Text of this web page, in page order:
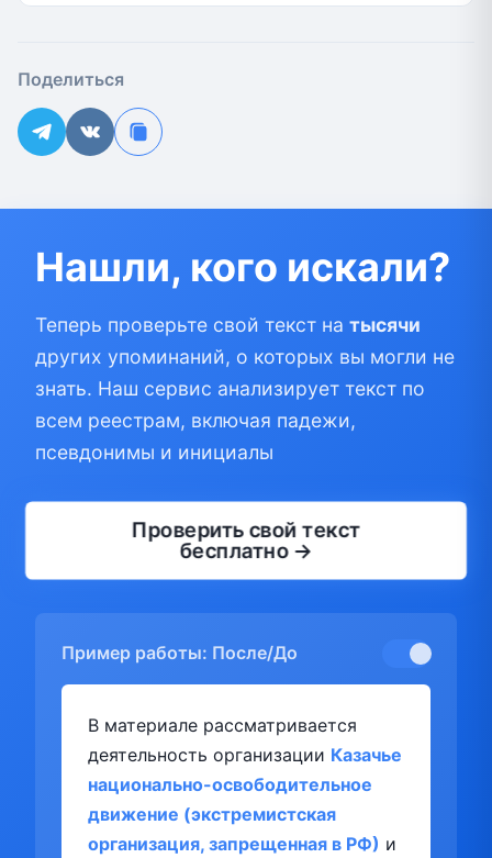
Поделиться
Нашли, кого искали?
Теперь проверьте свой текст на тысячи
других упоминаний, о которых вы могли не
знать. Наш сервис анализирует текст по
всем реестрам, включая падежи,
псевдонимы и инициалы
Проверить свой текст
бесплатно →
Пример работы: После/До
В материале рассматривается
деятельность организации Казачье
национально-освободительное
движение (экстремистская
организация, запрещенная в РФ) и